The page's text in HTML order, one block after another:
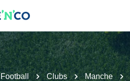
Football Clubs Manche